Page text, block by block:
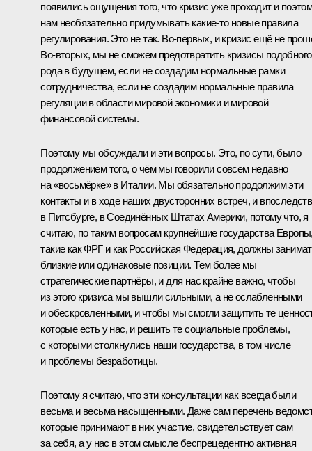
появились ощущения того, что кризис уже проходит и
нам необязательно придумывать какие‑то новые правила
регулирования. Это не так. Во‑первых, и кризис ещё не
Во‑вторых, мы не сможем предотвратить кризисы подобного
рода в будущем, если не создадим нормальные рамки
сотрудничества, если не создадим нормальные правила
регуляции в области мировой экономики и мировой
финансовой системы.
Поэтому мы обсуждали и эти вопросы. Это, по сути, было
продолжением того, о чём мы говорили совсем недавно
на «восьмёрке» в Италии. Мы обязательно продолжим эти
контакты и в ходе наших двусторонних встреч, и
в Питсбурге, в Соединённых Штатах Америки, потому что, я
считаю, по таким вопросам крупнейшие государства
такие как ФРГ и как Российская Федерация, должны
близкие или одинаковые позиции. Тем более мы
стратегические партнёры, и для нас крайне важно, чтобы
из этого кризиса мы вышли сильными, а не ослабленными
и обескровленными, и чтобы мы смогли защитить те
которые есть у нас, и решить те социальные проблемы,
с которыми столкнулись наши государства, в том числе
и проблемы безработицы.
Поэтому я считаю, что эти консультации как всегда были
весьма и весьма насыщенными. Даже сам перечень
которые принимают в них участие, свидетельствует сам
за себя, а у нас в этом смысле беспрецедентно активная